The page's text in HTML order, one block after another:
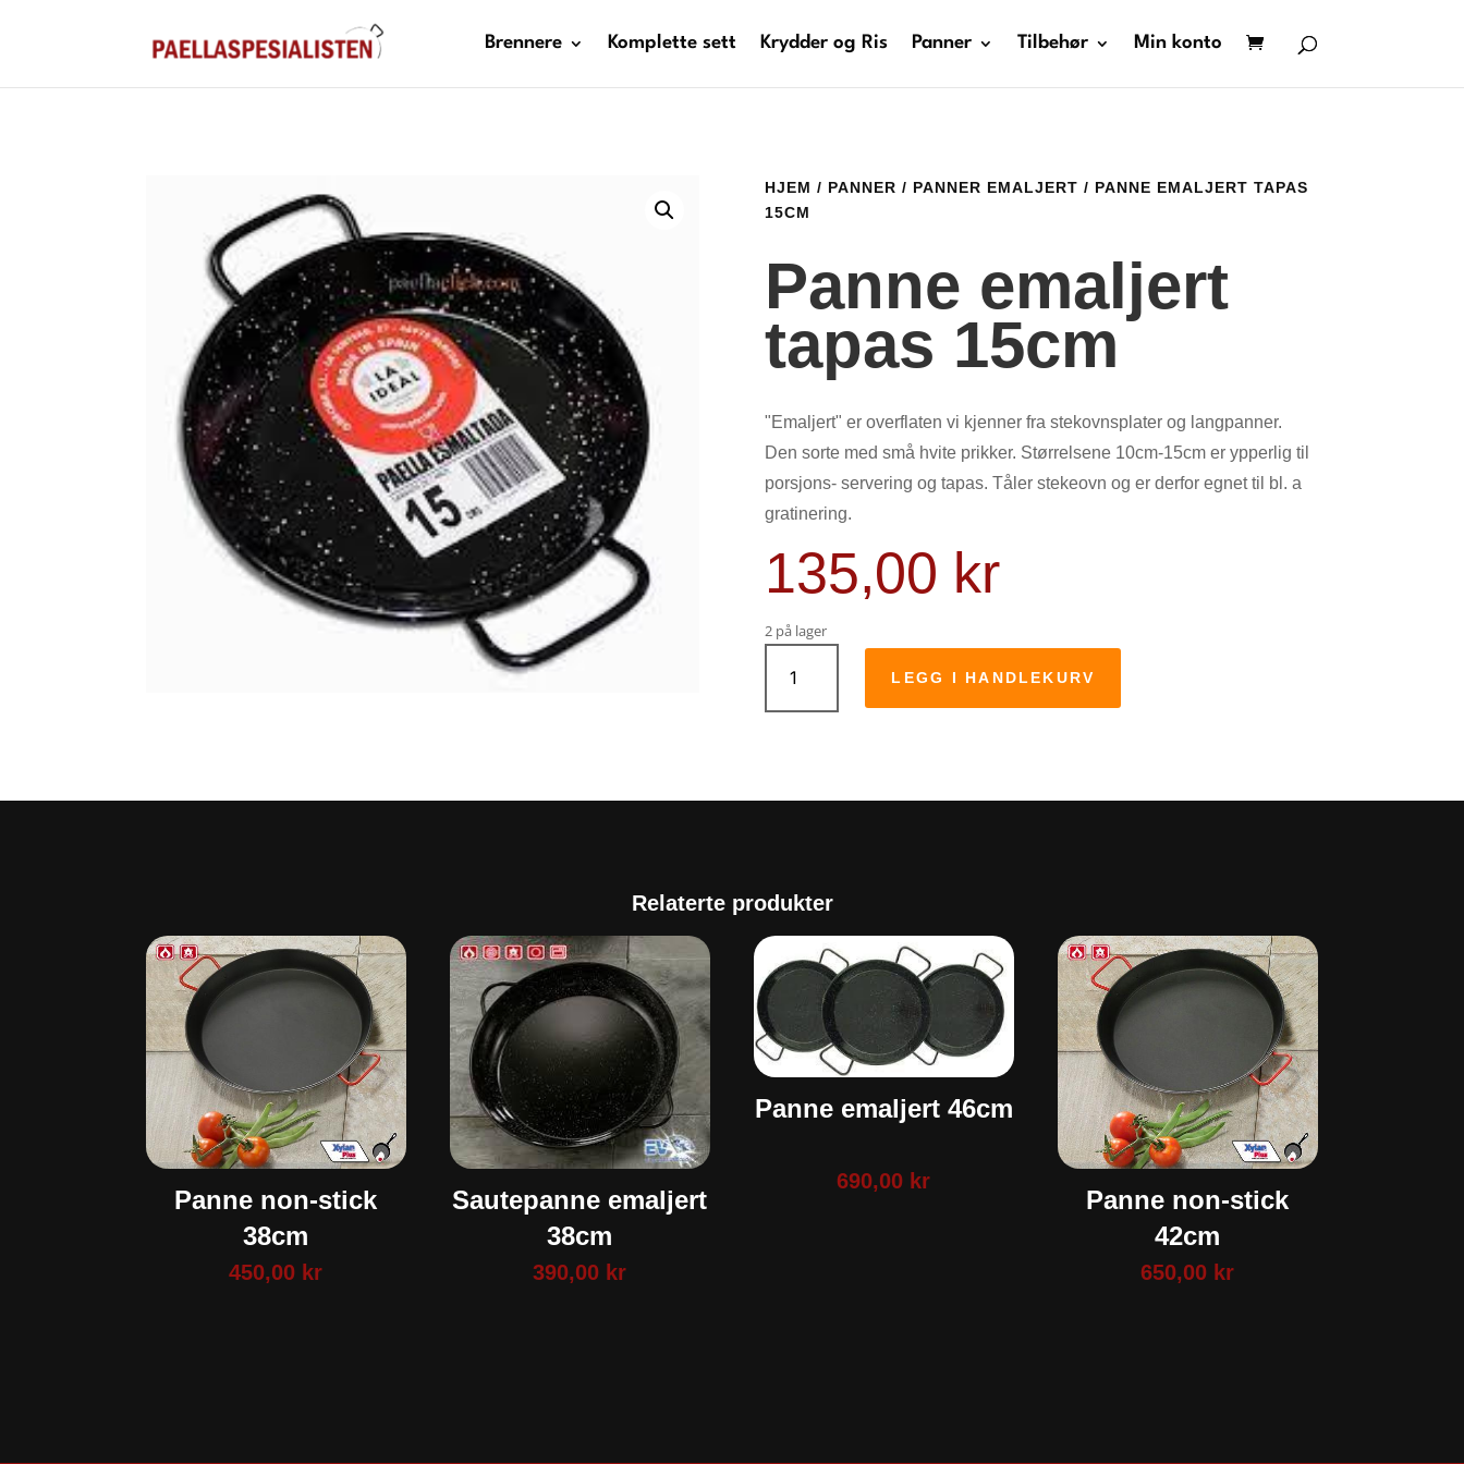
Brennere Komplette sett Krydder og Ris Panner Tilbehør Min konto
HJEM / PANNER / PANNER EMALJERT / PANNE EMALJERT TAPAS
15CM
Panne emaljert
tapas 15cm
"Emaljert" er overflaten vi kjenner fra stekovnsplater og langpanner.
Den sorte med små hvite prikker. Størrelsene 10cm-15cm er ypperlig til
porsjons- servering og tapas. Tåler stekeovn og er derfor egnet til bl. a
gratinering.
135,00 kr
2 på lager
Panne
emaljert
tapas
LEGG I HANDLEKURV
Relaterte produkter
Panne non-stick
38cm
450,00 kr
Sautepanne emaljert
38cm
390,00 kr
Panne emaljert 46cm
690,00 kr
Panne non-stick
42cm
650,00 kr